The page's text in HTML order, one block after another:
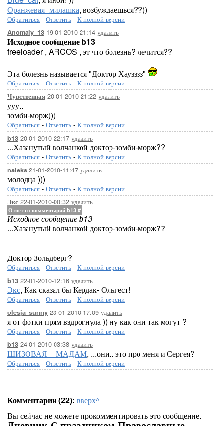
Оранжевая_милашка, возбуждаешься??))
Обратиться - Ответить - К полной версии
Anomaly_13 19-01-2010-21:14 удалить
Исходное сообщение b13
freeloader , ARCOS , эт что болезнь? лечится??
Эта болезнь называется "Доктор Хаузззз"
Обратиться - Ответить - К полной версии
Чувственная 20-01-2010-21:22 удалить
ууу..
зомби-морж)))
Обратиться - Ответить - К полной версии
b13 20-01-2010-22:17 удалить
...Хазанутый волчанкой доктор-зомби-морж??
Обратиться - Ответить - К полной версии
naleks 21-01-2010-11:47 удалить
молодца )))
Обратиться - Ответить - К полной версии
Экс 22-01-2010-00:32 удалить
Ответ на комментарий b13 #
Исходное сообщение b13
...Хазанутый волчанкой доктор-зомби-морж??
Доктор Зольдберг?
Обратиться - Ответить - К полной версии
b13 22-01-2010-12:16 удалить
Экс, Как сказал бы Кердак- Ольгест!
Обратиться - Ответить - К полной версии
olesja_sunny 23-01-2010-17:09 удалить
я от фотки прям вздрогнула )) ну как они так могут ?
Обратиться - Ответить - К полной версии
b13 24-01-2010-03:38 удалить
ШИЗОВАЯ__МАДАМ, ...они.. это про меня и Сергея?
Обратиться - Ответить - К полной версии
Комментарии (22): вверх^
Вы сейчас не можете прокомментировать это сообщение.